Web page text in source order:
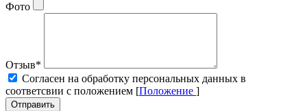
Фото
Отзыв*
Cогласен на обработку персональных данных в
соответсвии с положением [Положение ]
Отправить